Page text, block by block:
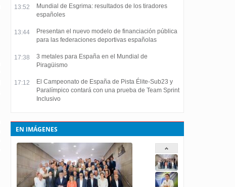
13:52
Mundial de Esgrima: resultados de los tiradores
españoles
13:44
Presentan el nuevo modelo de financiación pública
para las federaciones deportivas españolas
17:38
3 metales para España en el Mundial de
Piragüismo
17:12
El Campeonato de España de Pista Élite-Sub23 y
Paralímpico contará con una prueba de Team Sprint
Inclusivo
EN IMÁGENES